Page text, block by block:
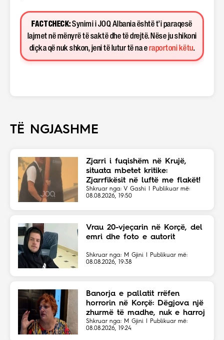
FACT CHECK:Synimi i JOQ Albania është t’i paraqesë
lajmet në mënyrë të saktë dhe të drejtë. Nëse ju shikoni
diçka që nuk shkon, jeni të lutur të na e raportoni këtu.
TË NGJASHME
Zjarri i fuqishëm në Krujë,
situata mbetet kritike:
Zjarrfikësit në luftë me flakët!
Shkruar nga: V Gashi | Publikuar më:
08.08.2026, 19:50
Vrau 20-vjeçarin në Korçë, del
emri dhe foto e autorit
Shkruar nga: M Gjini | Publikuar më:
08.08.2026, 19:38
Banorja e pallatit rrëfen
horrorin në Korçë: Dëgjova një
zhurmë të madhe, nuk e harroj
atë skenë
Shkruar nga: M Gjini | Publikuar më:
08.08.2026, 19:24